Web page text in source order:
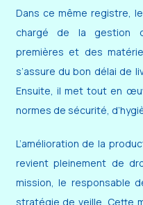
Dans ce même registre,
chargé de la gestion
premières et des
s’assure du bon délai de
Ensuite, il met tout en
normes de sécurité,
L’amélioration de la
revient pleinement de
mission, le responsable
stratégie de veille. Cette